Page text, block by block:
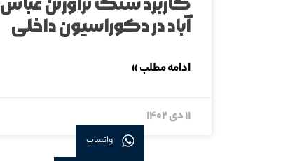
آباد در دکوراسیون داخلی
ادامه مطلب »
۱۱ دی ۱۴۰۲
واتساپ